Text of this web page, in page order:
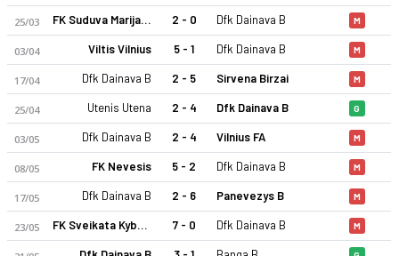
25/03 FK Suduva Marijampole B 2 - 0 Dfk Dainava B M
03/04 Viltis Vilnius 5 - 1 Dfk Dainava B M
17/04 Dfk Dainava B 2 - 5 Sirvena Birzai M
25/04 Utenis Utena 2 - 4 Dfk Dainava B G
03/05 Dfk Dainava B 2 - 4 Vilnius FA M
08/05 FK Nevesis 5 - 2 Dfk Dainava B M
17/05 Dfk Dainava B 2 - 6 Panevezys B M
23/05 FK Sveikata Kybartai 7 - 0 Dfk Dainava B M